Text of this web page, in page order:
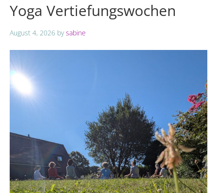
Yoga Vertiefungswochen
August 4, 2026 bysabine